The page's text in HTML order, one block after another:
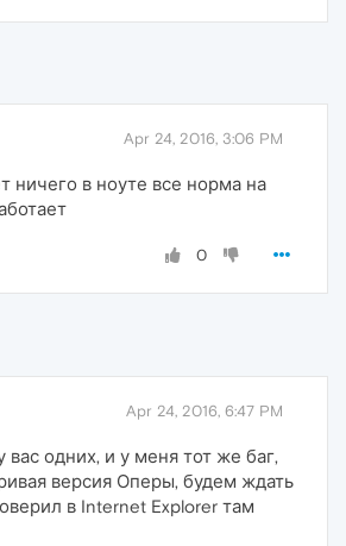
Apr 24, 2016, 3:06 PM
ничего в ноуте все норма на
0
Apr 24, 2016, 6:47 PM
вас одних, и у меня тот же баг,
версия Оперы, будем ждать
в Internet Explorer там